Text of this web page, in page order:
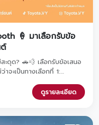
🍦 มาเลือกรับข้อ
ดุด? 🚗💨 เลือกรับข้อเสนอ
จะเป็นทางเลือกที่ 1:
ยชั้น 1 Toyota Care PHYD!
เปญ 'TOYOTA ฟูลฟิล ดีลสุด
✨
ดูรายละเอียด